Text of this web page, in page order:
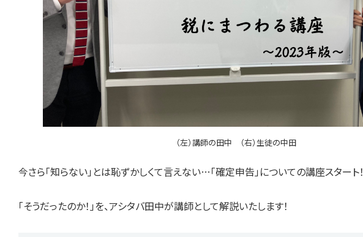
（左）講師の田中 （右）生徒の中田
今さら「知らない」とは恥ずかしくて言えない…「確定申告」についての講座スタート！
「そうだったのか！」を、アシタバ田中が講師として解説いたします！